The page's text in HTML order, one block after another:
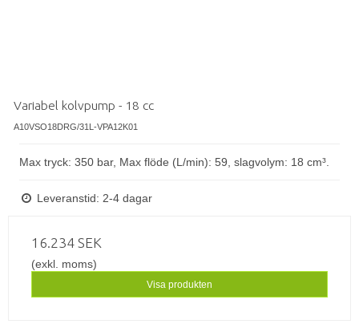
Variabel kolvpump - 18 cc
A10VSO18DRG/31L-VPA12K01
Max tryck: 350 bar, Max flöde (L/min): 59, slagvolym: 18 cm³.
Leveranstid: 2-4 dagar
16.234 SEK
(exkl. moms)
Visa produkten